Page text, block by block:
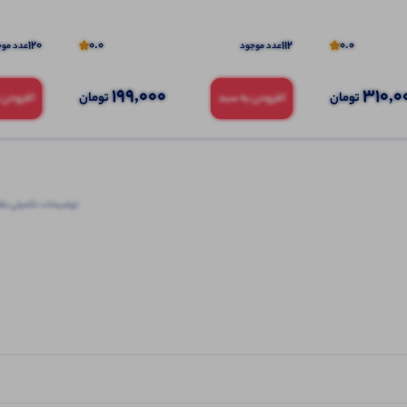
0.0
تومان
112عدد موجود 0.0
افزودن به سبد 199,000تومان
120عدد
توضیحات تکمیلی